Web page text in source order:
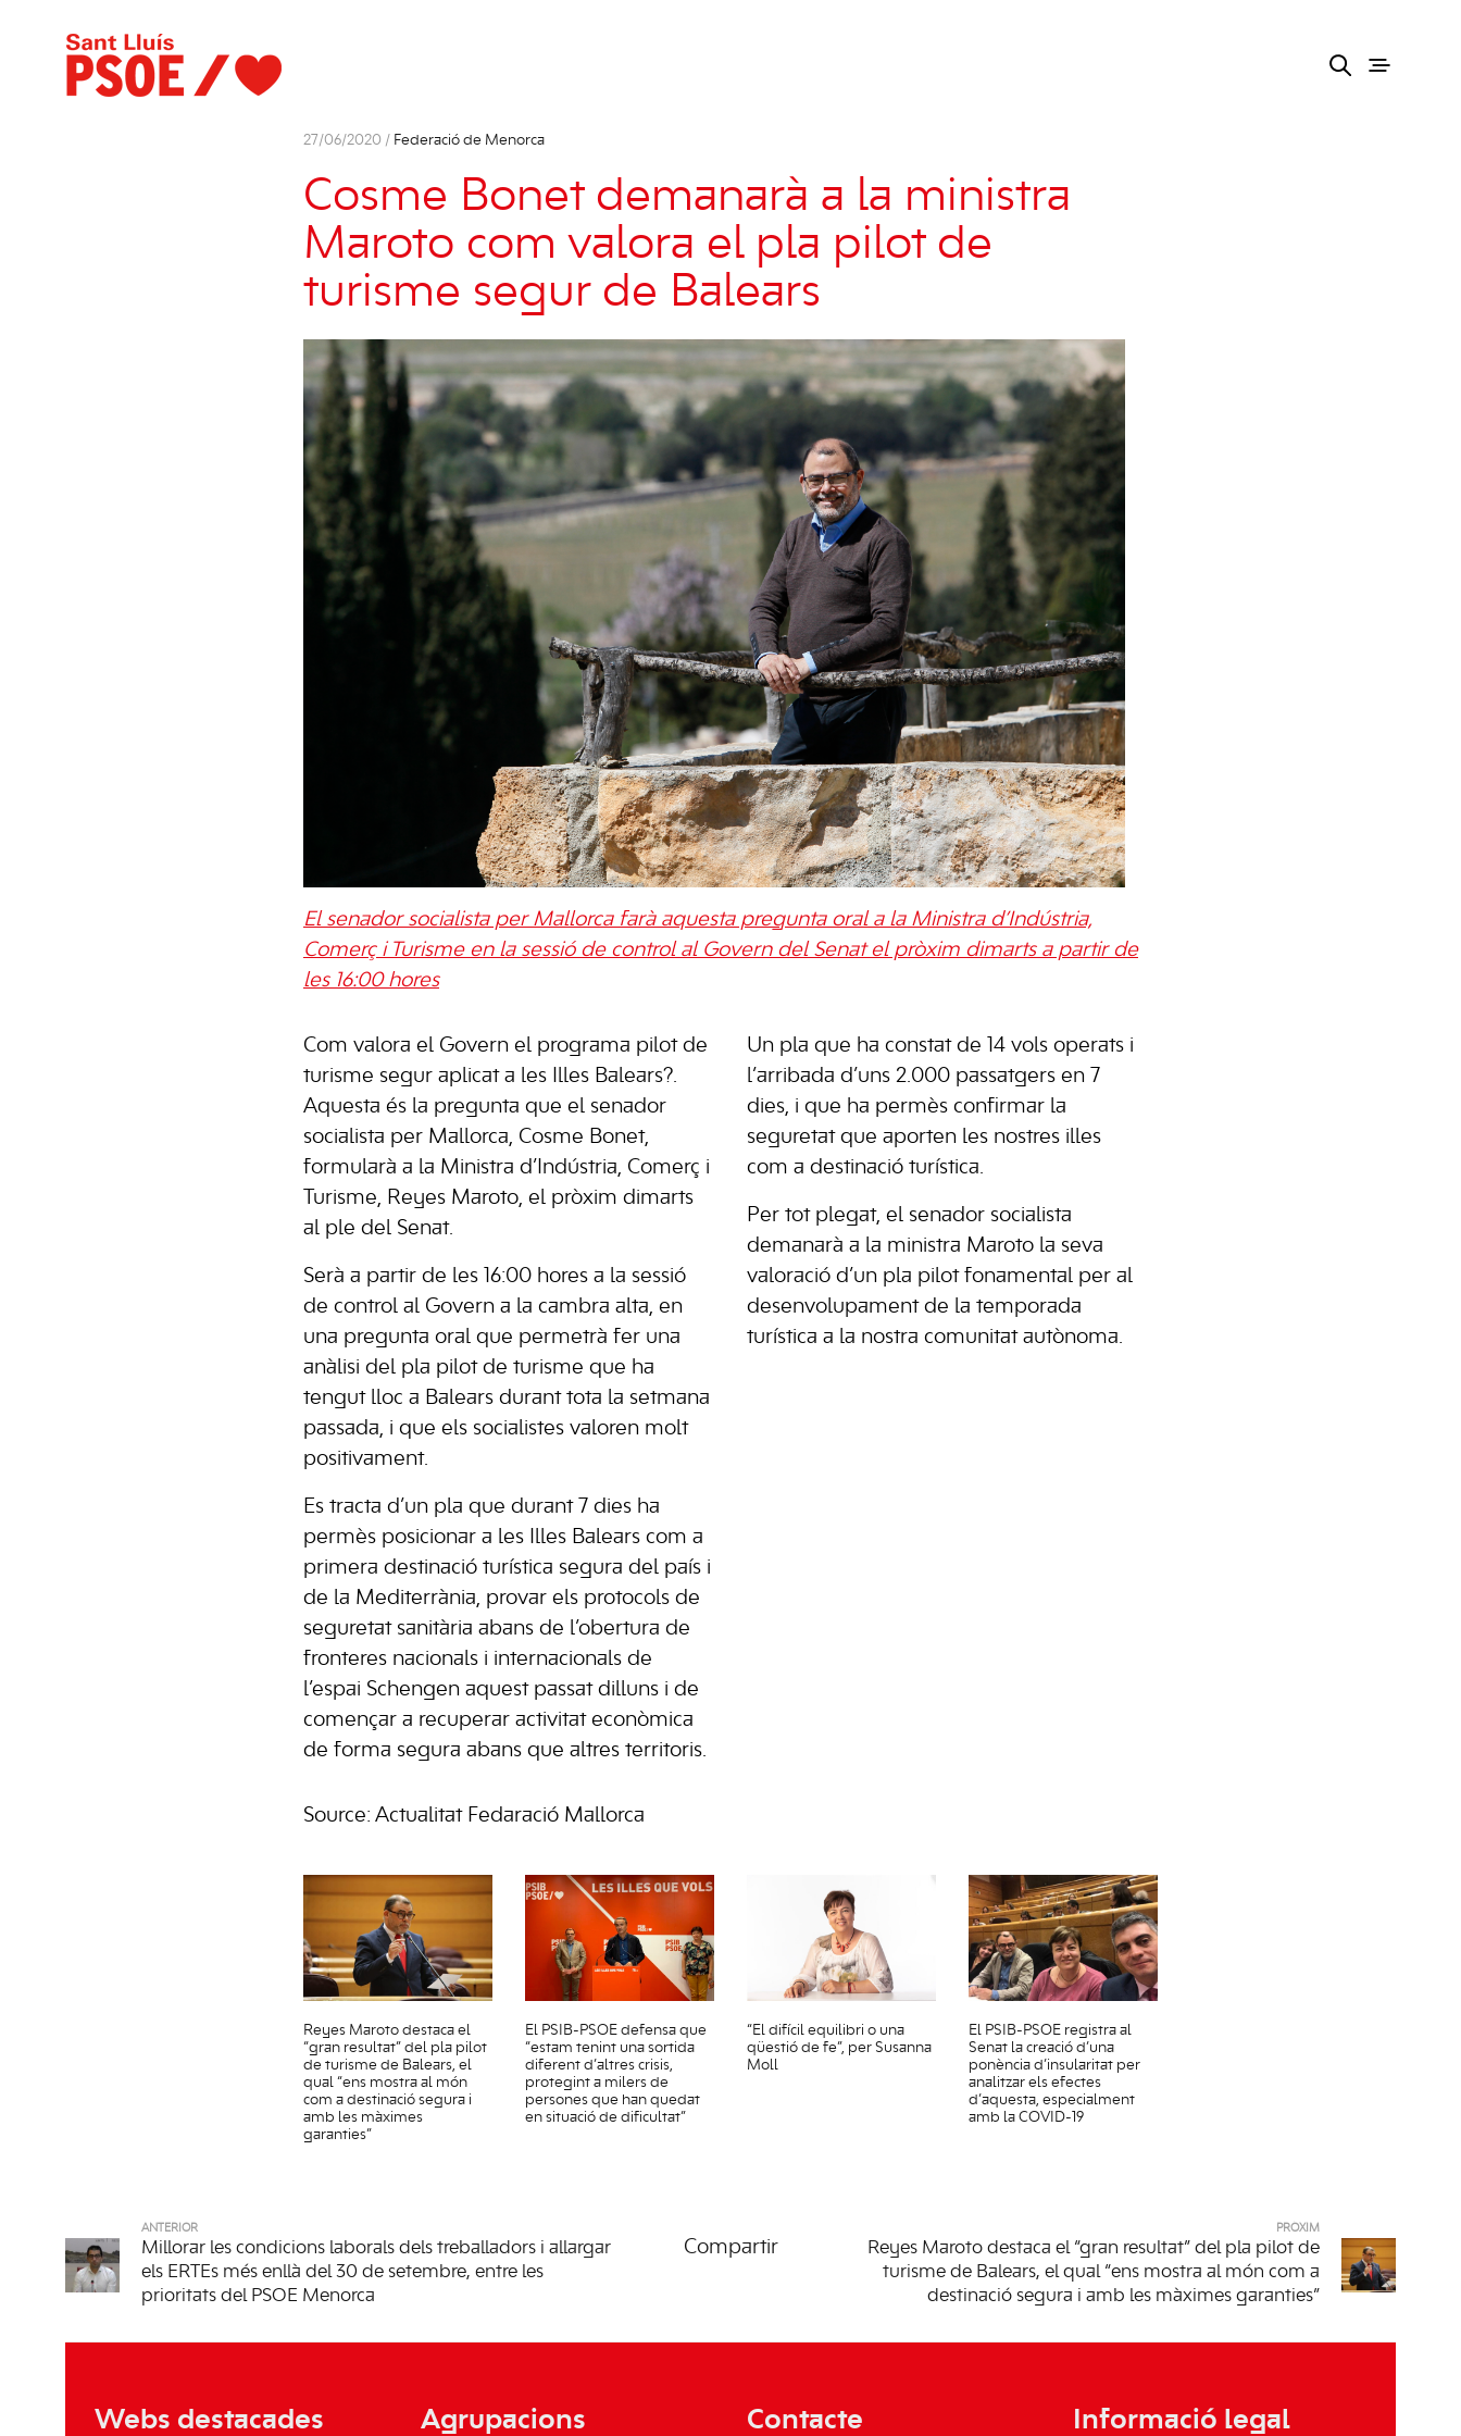
27/06/2020 / Federació de Menorca
Cosme Bonet demanarà a la ministra
Maroto com valora el pla pilot de
turisme segur de Balears
El senador socialista per Mallorca farà aquesta pregunta oral a la Ministra d’Indústria,
Comerç i Turisme en la sessió de control al Govern del Senat el pròxim dimarts a partir de
les 16:00 hores
Com valora el Govern el programa pilot de
turisme segur aplicat a les Illes Balears?.
Aquesta és la pregunta que el senador
socialista per Mallorca, Cosme Bonet,
formularà a la Ministra d’Indústria, Comerç i
Turisme, Reyes Maroto, el pròxim dimarts
al ple del Senat.
Serà a partir de les 16:00 hores a la sessió
de control al Govern a la cambra alta, en
una pregunta oral que permetrà fer una
anàlisi del pla pilot de turisme que ha
tengut lloc a Balears durant tota la setmana
passada, i que els socialistes valoren molt
positivament.
Es tracta d’un pla que durant 7 dies ha
permès posicionar a les Illes Balears com a
primera destinació turística segura del país i
de la Mediterrània, provar els protocols de
seguretat sanitària abans de l’obertura de
fronteres nacionals i internacionals de
l’espai Schengen aquest passat dilluns i de
començar a recuperar activitat econòmica
de forma segura abans que altres territoris.
Un pla que ha constat de 14 vols operats i
l’arribada d’uns 2.000 passatgers en 7
dies, i que ha permès confirmar la
seguretat que aporten les nostres illes
com a destinació turística.
Per tot plegat, el senador socialista
demanarà a la ministra Maroto la seva
valoració d’un pla pilot fonamental per al
desenvolupament de la temporada
turística a la nostra comunitat autònoma.
Source: Actualitat Fedaració Mallorca
Reyes Maroto destaca el
“gran resultat” del pla pilot
de turisme de Balears, el
qual “ens mostra al món
com a destinació segura i
amb les màximes
garanties”
El PSIB-PSOE defensa que
“estam tenint una sortida
diferent d’altres crisis,
protegint a milers de
persones que han quedat
en situació de dificultat”
“El difícil equilibri o una
qüestió de fe”, per Susanna
Moll
El PSIB-PSOE registra al
Senat la creació d’una
ponència d’insularitat per
analitzar els efectes
d’aquesta, especialment
amb la COVID-19
ANTERIOR
Millorar les condicions laborals dels treballadors i allargar
els ERTEs més enllà del 30 de setembre, entre les
prioritats del PSOE Menorca
Compartir
PRÒXIM
Reyes Maroto destaca el “gran resultat” del pla pilot de
turisme de Balears, el qual “ens mostra al món com a
destinació segura i amb les màximes garanties”
Webs destacades Agrupacions Contacte Informació legal